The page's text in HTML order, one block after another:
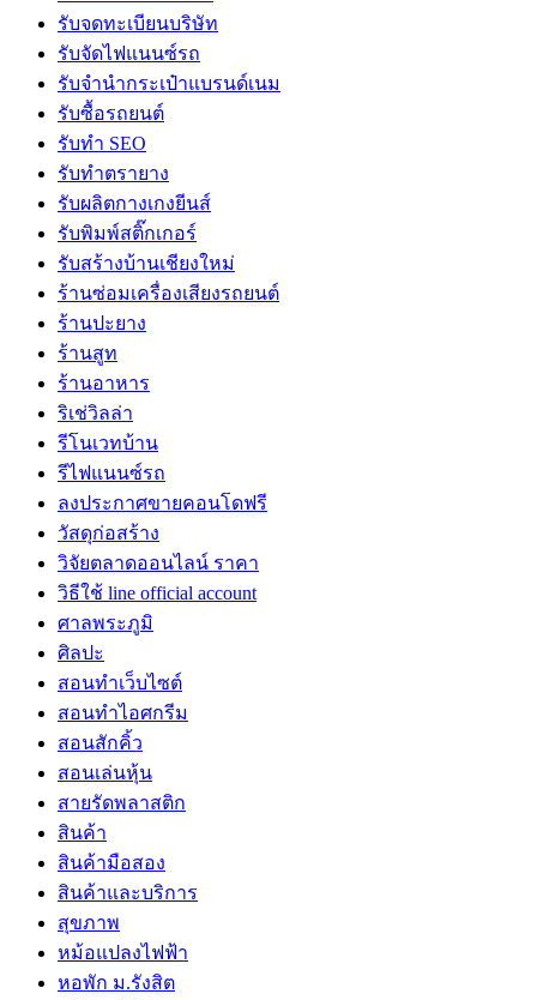
รับจดทะเบียนบริษัท
รับจัดไฟแนนซ์รถ
รับจำนำกระเป๋าแบรนด์เนม
รับซื้อรถยนต์
รับทำ SEO
รับทำตรายาง
รับผลิตกางเกงยีนส์
รับพิมพ์สติ๊กเกอร์
รับสร้างบ้านเชียงใหม่
ร้านซ่อมเครื่องเสียงรถยนต์
ร้านปะยาง
ร้านสูท
ร้านอาหาร
ริเช่วิลล่า
รีโนเวทบ้าน
รีไฟแนนซ์รถ
ลงประกาศขายคอนโดฟรี
วัสดุก่อสร้าง
วิจัยตลาดออนไลน์ ราคา
วิธีใช้ line official account
ศาลพระภูมิ
ศิลปะ
สอนทำเว็บไซต์
สอนทำไอศกรีม
สอนสักคิ้ว
สอนเล่นหุ้น
สายรัดพลาสติก
สินค้า
สินค้ามือสอง
สินค้าและบริการ
สุขภาพ
หม้อแปลงไฟฟ้า
หอพัก ม.รังสิต